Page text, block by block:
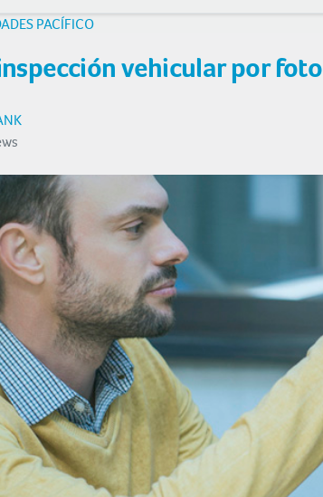
PACÍFICO
vehicular por foto